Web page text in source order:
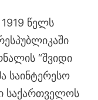
1919 წელს
“შვიდი
საინტერესო
საქართველოს